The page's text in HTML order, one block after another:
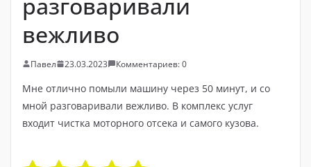
вежливо
Павел 23.03.2023 Комментариев: 0
Мне отлично помыли машину через 50 минут, и со
мной разговаривали вежливо. В комплекс услуг
входит чистка моторного отсека и самого кузова.